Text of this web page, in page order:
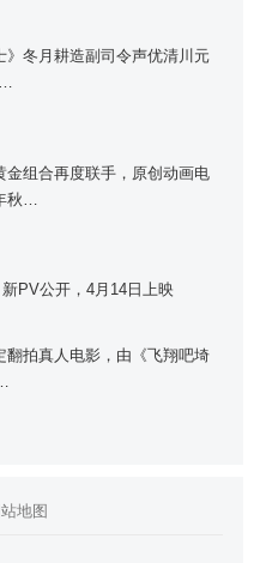
》冬月耕造副司令声优清川元
金组合再度联手，原创动画电
秋…
PV公开，4月14日上映
翻拍真人电影，由《飞翔吧埼
地图